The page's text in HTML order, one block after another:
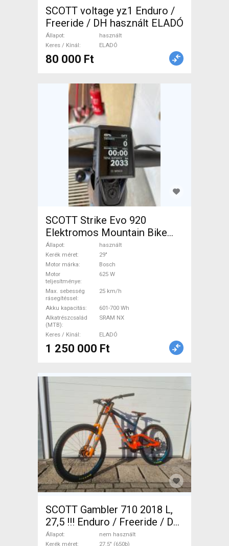
SCOTT voltage yz1 Enduro /
Freeride / DH használt ELADÓ
Állapot
használt
Keres / Kínál
ELADÓ
80 000 Ft
SCOTT Strike Evo 920
Elektromos Mountain Bike
29" össztelós / fully Bosch
SRAM NX használt ELADÓ
Állapot
használt
Kerék méret
29"
Motor márka
Bosch
Motor
teljesítménye
625 W
Max. sebesség
rásegítéssel
25 km/h
Akku kapacitás
601-700 Wh
Alkatrészcsalád
(MTB)
SRAM NX
Keres / Kínál ELADÓ
1 250 000 Ft
SCOTT Gambler 710 2018 L,
27,5 !!! Enduro / Freeride / DH
27.5" (650b) Shimano Saint
Állapot
nem használt
Kerék méret
27.5" (650b)